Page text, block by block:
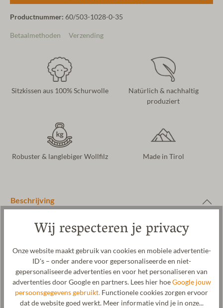
Productnummer: 60/503-1028-0-35
Betaalmethoden Verzending
Sitzkissen aus 100% Schurwolle
Natürlich & nachhaltig
produziert
Robuster & langlebiger Wollfilz Made in Tirol
Beschrijving
Wij respecteren je privacy
Onze website maakt gebruik van cookies en mobiele advertentie-
ID's – onder andere voor gepersonaliseerde en niet-
gepersonaliseerde advertenties en voor het personaliseren van
advertenties door Google en partners. Lees hier hoeGoogle jouw
persoonsgegevens gebruikt. Functionele cookies zorgen ervoor
dat de website goed werkt. Meer informatie vind je in onze...